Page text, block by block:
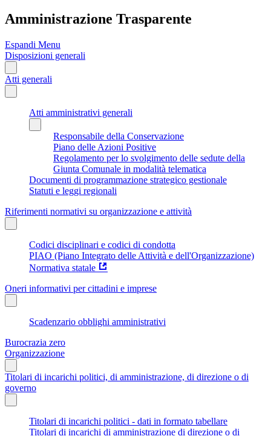
Amministrazione Trasparente
Espandi Menu
Disposizioni generali
Atti generali
Atti amministrativi generali
Responsabile della Conservazione
Piano delle Azioni Positive
Regolamento per lo svolgimento delle sedute della
Giunta Comunale in modalità telematica
Documenti di programmazione strategico gestionale
Statuti e leggi regionali
Riferimenti normativi su organizzazione e attività
Codici disciplinari e codici di condotta
PIAO (Piano Integrato delle Attività e dell'Organizzazione)
Normativa statale
Oneri informativi per cittadini e imprese
Scadenzario obblighi amministrativi
Burocrazia zero
Organizzazione
Titolari di incarichi politici, di amministrazione, di direzione o di
governo
Titolari di incarichi politici - dati in formato tabellare
Titolari di incarichi di amministrazione di direzione o di